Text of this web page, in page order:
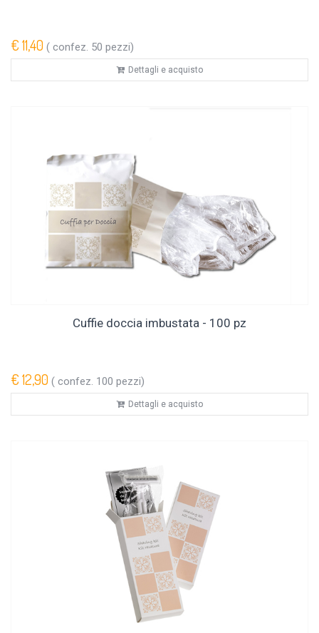
€ 11,40 ( confez. 50 pezzi)
Dettagli e acquisto
Cuffie doccia imbustata - 100 pz
€ 12,90 ( confez. 100 pezzi)
Dettagli e acquisto